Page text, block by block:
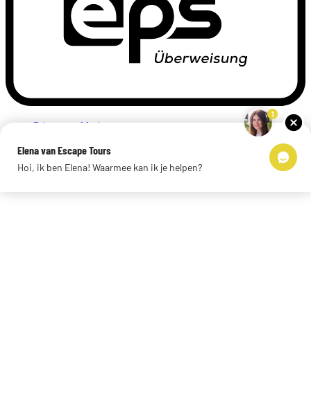
Privacyverklaring
Links
© 2026 Escape Tours
1
Elena van Escape Tours
Hoi, ik ben Elena! Waarmee kan ik je helpen?